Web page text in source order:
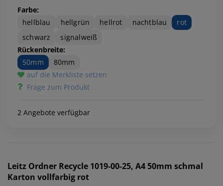
Farbe:
hellblau
hellgrün hellrot nachtblau
rot
schwarz
signalweiß
Rückenbreite:
50mm
80mm
auf die Merkliste setzen
Frage zum Produkt
2 Angebote verfügbar
Leitz Ordner Recycle 1019-00-25, A4 50mm schmal
Karton vollfarbig rot